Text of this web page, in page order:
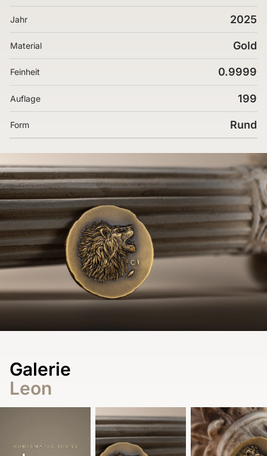
Jahr 2025
Material Gold
Feinheit 0.9999
Auflage 199
Form Rund
Galerie
Leon